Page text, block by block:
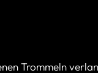
Trommeln